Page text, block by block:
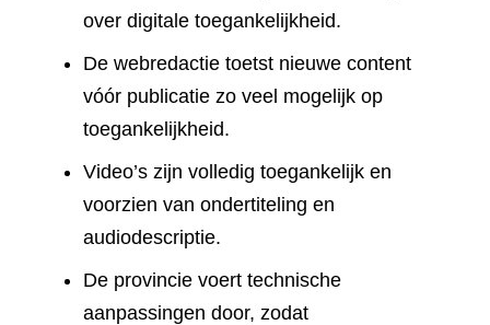
over digitale toegankelijkheid.
De webredactie toetst nieuwe content
vóór publicatie zo veel mogelijk op
toegankelijkheid.
Video’s zijn volledig toegankelijk en
voorzien van ondertiteling en
audiodescriptie.
De provincie voert technische
aanpassingen door, zodat